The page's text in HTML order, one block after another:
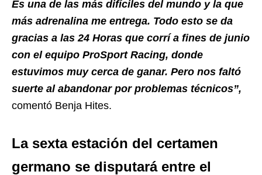
Es una de las más difíciles del mundo y la que
más adrenalina me entrega. Todo esto se da
gracias a las 24 Horas que corrí a fines de junio
con el equipo ProSport Racing, donde
estuvimos muy cerca de ganar. Pero nos faltó
suerte al abandonar por problemas técnicos”,
comentó Benja Hites.
La sexta estación del certamen
germano se disputará entre el